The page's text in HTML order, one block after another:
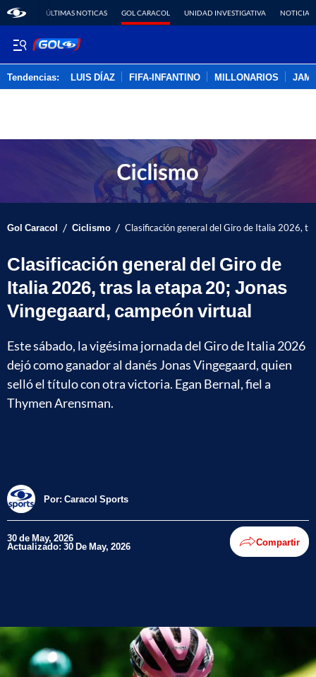
ÚLTIMAS NOTICAS GOL CARACOL UNIDAD INVESTIGATIVA NOTICIAS
Tendencias: LUIS DÍAZ FIFA-INFANTINO MILLONARIOS
Gol Caracol / Ciclismo / Clasificación general del Giro de Italia 2026,
Clasificación general del Giro de
Italia 2026, tras la etapa 20; Jonas
Vingegaard, campeón virtual
Este sábado, la vigésima jornada del Giro de Italia 2026
dejó como ganador al danés Jonas Vingegaard, quien
selló el título con otra victoria. Egan Bernal, fiel a
Thymen Arensman.
Por: Caracol Sports
30 de May, 2026
Actualizado: 30 De May, 2026 Compartir